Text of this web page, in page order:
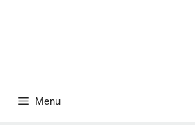
Menu